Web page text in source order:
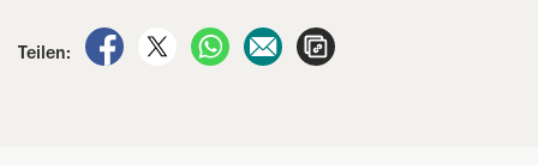
Teilen:
auf Facebook teilen
auf X teilenper WhatsApp teilen
per E-Mail teilen